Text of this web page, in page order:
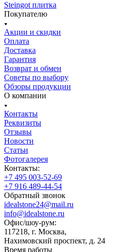
Steingot плитка
Покупателю
Акции и скидки
Оплата
Доставка
Гарантия
Возврат и обмен
Советы по выбору
Обзоры продукции
О компании
Контакты
Реквизиты
Отзывы
Новости
Статьи
Фотогалерея
Контакты:
+7 495 003-52-69
+7 916 489-44-54
Обратный звонок
idealstone24@mail.ru
info@idealstone.ru
Офис/шоу-рум:
117218, г. Москва,
Нахимовский проспект, д. 24
Время работы